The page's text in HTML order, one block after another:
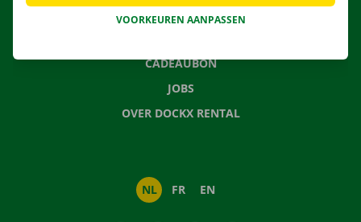
VEELGESTELDE VRAGEN
CADEAUBON
JOBS
OVER DOCKX RENTAL
NL FR EN
VOORKEUREN AANPASSEN